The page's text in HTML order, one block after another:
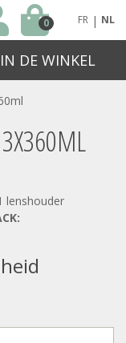
0 FR | NL
DE WINKEL
lenshouder